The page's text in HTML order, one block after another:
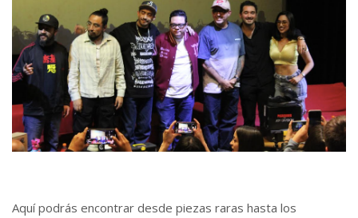
Aquí podrás encontrar desde piezas raras hasta los